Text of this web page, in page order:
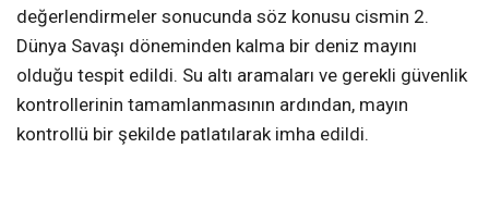
değerlendirmeler sonucunda söz konusu cismin 2.
Dünya Savaşı döneminden kalma bir deniz mayını
olduğu tespit edildi. Su altı aramaları ve gerekli güvenlik
kontrollerinin tamamlanmasının ardından, mayın
kontrollü bir şekilde patlatılarak imha edildi.